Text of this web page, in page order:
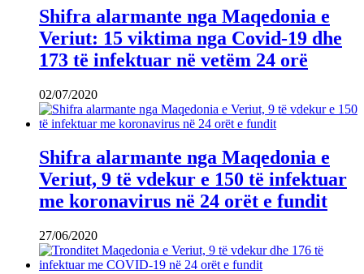
Shifra alarmante nga Maqedonia e
Veriut: 15 viktima nga Covid-19 dhe
173 të infektuar në vetëm 24 orë
02/07/2020
Shifra alarmante nga Maqedonia e
Veriut, 9 të vdekur e 150 të infektuar
me koronavirus në 24 orët e fundit
27/06/2020